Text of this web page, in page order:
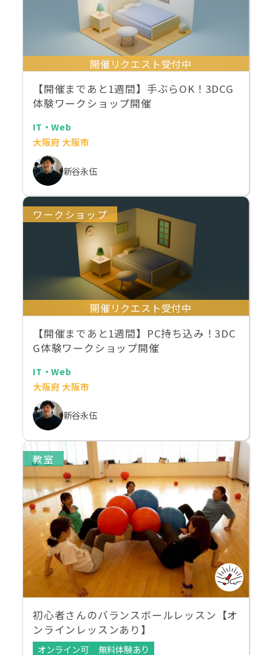
開催リクエスト受付中
【開催まであと1週間】手ぶらOK！3DCG
体験ワークショップ開催
IT・Web
大阪府 大阪市
新谷永伍
ワークショップ
開催リクエスト受付中
【開催まであと1週間】PC持ち込み！3DC
G体験ワークショップ開催
IT・Web
大阪府 大阪市
新谷永伍
教室
初心者さんのバランスボールレッスン【オ
ンラインレッスンあり】
オンライン可
無料体験あり